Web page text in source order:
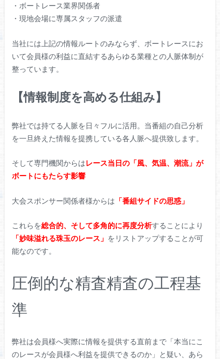
・ボートレース業界関係者
・現地会場に専属スタッフの派遣
当社には上記の情報ルートのみならず、ボートレースにお
いて会員様の利益に直結するあらゆる業種との人脈体制が
整っています。
【情報制度を高める仕組み】
弊社では持てる人脈を日々フルに活用。当番組の自己分析
を一旦終えた情報を提携している各人脈へ提供致します。
そして専門機関からはレース当日の「風、気温、潮流」が
ボートにもたらす影響
大会スポンサー関係者様からは 「番組サイドの思惑」
これらを総合的、そして多角的に再度分析することにより
「妙味溢れる珠玉のレース」 をリストアップすることが可
能なのです。
圧倒的な精査精査の工程基
準
弊社は会員様へ実際に情報を提供する直前まで「本当にこ
のレースが会員様へ利益を提供できるのか」と疑い、あら